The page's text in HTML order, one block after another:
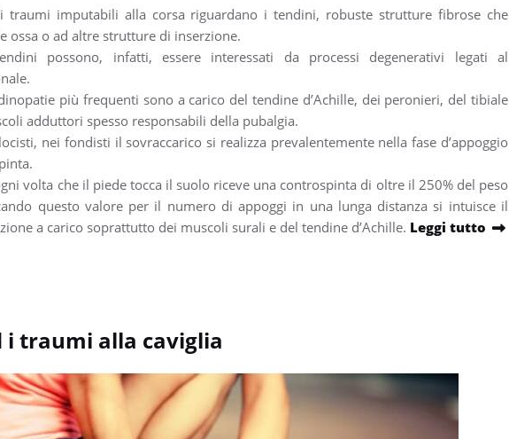
traumi imputabili alla corsa riguardano i tendini, robuste strutture fibrose che
ossa o ad altre strutture di inserzione.
possono, infatti, essere interessati da processi degenerativi legati al
più frequenti sono a carico del tendine d’Achille, dei peronieri, del tibiale
adduttori spesso responsabili della pubalgia.
nei fondisti il sovraccarico si realizza prevalentemente nella fase d’appoggio
volta che il piede tocca il suolo riceve una controspinta di oltre il 250% del peso
questo valore per il numero di appoggi in una lunga distanza si intuisce il
a carico soprattutto dei muscoli surali e del tendine d’Achille. Leggi tutto
i traumi alla caviglia